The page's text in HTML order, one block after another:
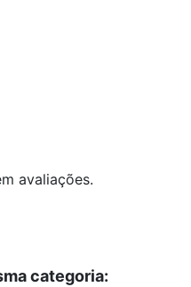
avaliações.
categoria: